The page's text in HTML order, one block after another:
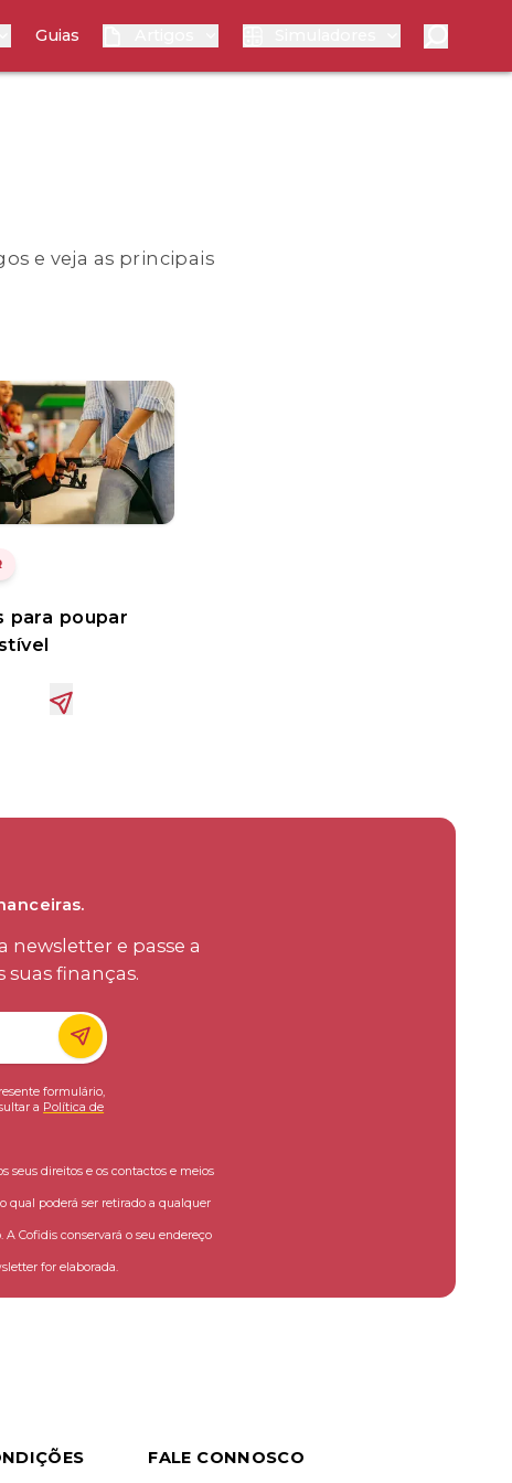
Guias
e veja as principais
para poupar
newsletter e passe a
finanças.
formulário,
a Política de
seus direitos e os contactos e meios
qual poderá ser retirado a qualquer
Cofidis conservará o seu endereço
for elaborada.
FALE CONNOSCO